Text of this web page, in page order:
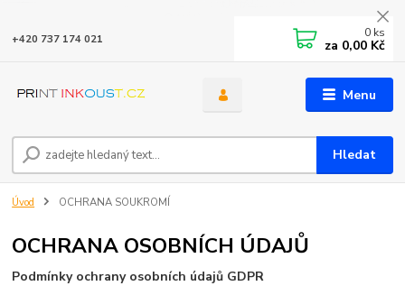
Menu
Hledat
+420 737 174 021 0 ks
za 0,00 Kč
Úvod OCHRANA SOUKROMÍ
OCHRANA OSOBNÍCH ÚDAJŮ
Podmínky ochrany osobních údajů GDPR